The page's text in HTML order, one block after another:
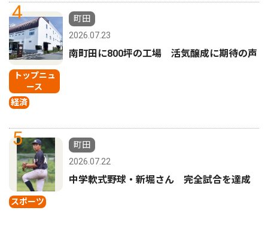
4
トップニュ
ース
経済
町田
2026.07.23
南町田に800坪の工場 活気醸成に期待の声
5
スポーツ
町田
2026.07.22
中学軟式野球・新堀さん 完全試合を達成